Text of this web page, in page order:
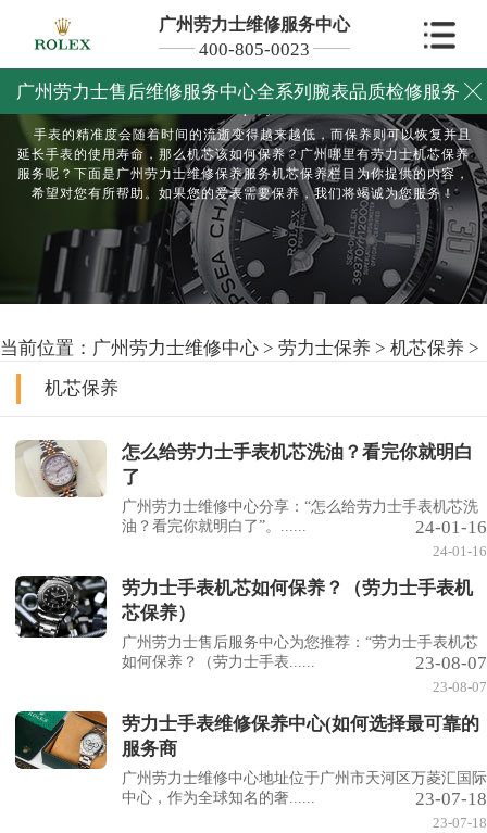
广州劳力士维修服务中心
400-805-0023
广州劳力士售后维修服务中心全系列腕表品质检修服务 
劳力士机芯保养
手表的精准度会随着时间的流逝变得越来越低，而保养则可以恢复并且
延长手表的使用寿命，那么机芯该如何保养？广州哪里有劳力士机芯保养
服务呢？下面是广州劳力士维修保养服务机芯保养栏目为你提供的内容，
希望对您有所帮助。如果您的爱表需要保养，我们将竭诚为您服务！
当前位置： 广州劳力士维修中心 > 劳力士保养 > 机芯保养 >
机芯保养
怎么给劳力士手表机芯洗油？看完你就明白
了
广州劳力士维修中心分享：“怎么给劳力士手表机芯洗
油？看完你就明白了”。......
24-01-16
24-01-16
劳力士手表机芯如何保养？（劳力士手表机
芯保养）
广州劳力士售后服务中心为您推荐：“劳力士手表机芯
如何保养？（劳力士手表......
23-08-07
23-08-07
劳力士手表维修保养中心(如何选择最可靠的
服务商
广州劳力士维修中心地址位于广州市天河区万菱汇国际
中心，作为全球知名的奢......
23-07-18
23-07-18